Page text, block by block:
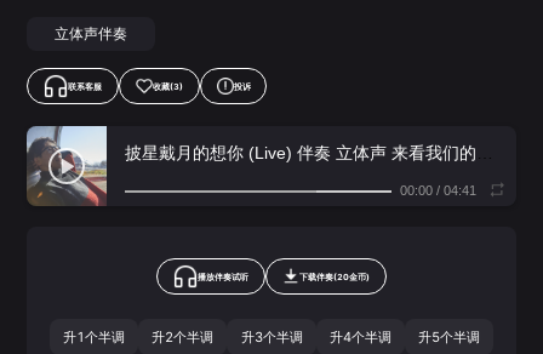
立体声伴奏
联系客服 收藏(3) 投诉
00:00/ 04:41
播放伴奏试听 下载伴奏(20金币)
升1个半调 升2个半调 升3个半调 升4个半调 升5个半调